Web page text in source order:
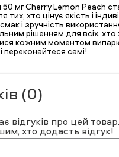
мг Cherry Lemon Peach
хто цінує якість і
і зручність
рішенням для всіх, хто
кожним моментом
переконайтеся самі!
(0)
відгуків про цей
хто додасть відгук!